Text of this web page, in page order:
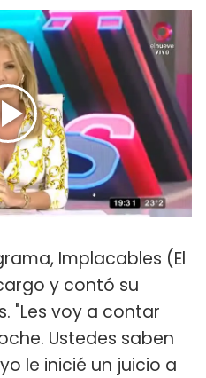
Implacables (El
y contó su
"Les voy a contar
Ustedes saben
le inicié un juicio a